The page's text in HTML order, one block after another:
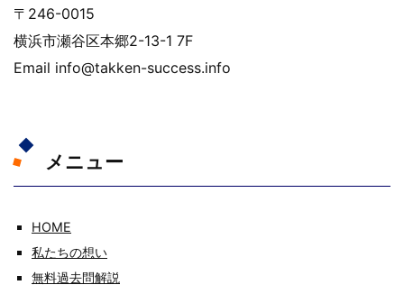
〒246-0015
横浜市瀬谷区本郷2-13-1 7F
Email info@takken-success.info
メニュー
HOME
私たちの想い
無料過去問解説